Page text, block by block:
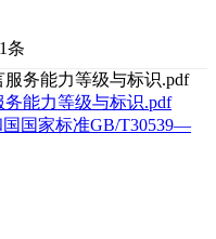
条
务能力等级与标识.pdf
国国家标准GB/T30539—